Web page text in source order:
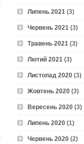
Липень 2021 (3)
Червень 2021 (3)
Травень 2021 (3)
Лютий 2021 (3)
Листопад 2020 (3)
Жовтень 2020 (3)
Вересень 2020 (3)
Липень 2020 (1)
Червень 2020 (2)